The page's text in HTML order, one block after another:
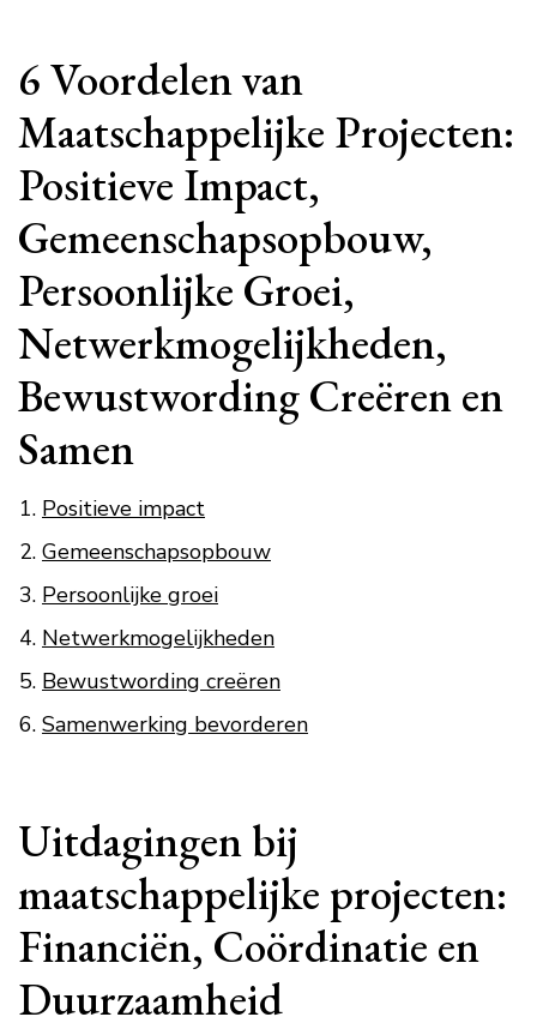
6 Voordelen van
Maatschappelijke Projecten:
Positieve Impact,
Gemeenschapsopbouw,
Persoonlijke Groei,
Netwerkmogelijkheden,
Bewustwording Creëren en
Samen
Positieve impact
Gemeenschapsopbouw
Persoonlijke groei
Netwerkmogelijkheden
Bewustwording creëren
Samenwerking bevorderen
Uitdagingen bij
maatschappelijke projecten:
Financiën, Coördinatie en
Duurzaamheid